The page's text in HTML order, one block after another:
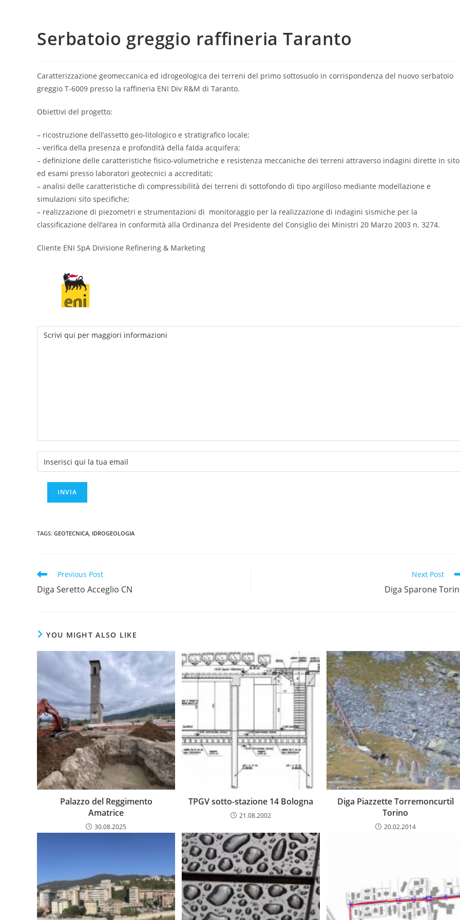
Serbatoio greggio raffineria Taranto
Caratterizzazione geomeccanica ed idrogeologica dei terreni del primo sottosuolo in corrispondenza del nuovo serbatoio
greggio T-6009 presso la raffineria ENI Div R&M di Taranto.
Obiettivi del progetto:
– ricostruzione dell’assetto geo-litologico e stratigrafico locale;
– verifica della presenza e profondità della falda acquifera;
– definizione delle caratteristiche fisico-volumetriche e resistenza meccaniche dei terreni attraverso indagini dirette in sito
ed esami presso laboratori geotecnici a accreditati;
– analisi delle caratteristiche di compressibilità dei terreni di sottofondo di tipo argilloso mediante modellazione e
simulazioni sito specifiche;
– realizzazione di piezometri e strumentazioni di monitoraggio per la realizzazione di indagini sismiche per la
classificazione dell’area in conformità alla Ordinanza del Presidente del Consiglio dei Ministri 20 Marzo 2003 n. 3274.
Cliente ENI SpA Divisione Refinering & Marketing
TAGS: GEOTECNICA, IDROGEOLOGIA
Read
articles
Previous Post
Diga Seretto Acceglio CN
Next Post
Diga Sparone
YOU MIGHT ALSO LIKE
Palazzo del Reggimento
Amatrice
30.08.2025
TPGV sotto-stazione 14 Bologna
21.08.2002
Diga Piazzette Torremoncurtil
Torino
20.02.2014